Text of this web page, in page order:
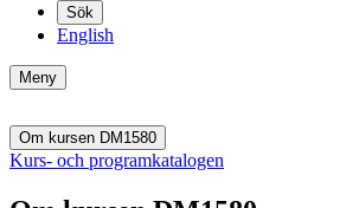
Sök
English
Meny
Om kursen DM1580
Kurs- och programkatalogen